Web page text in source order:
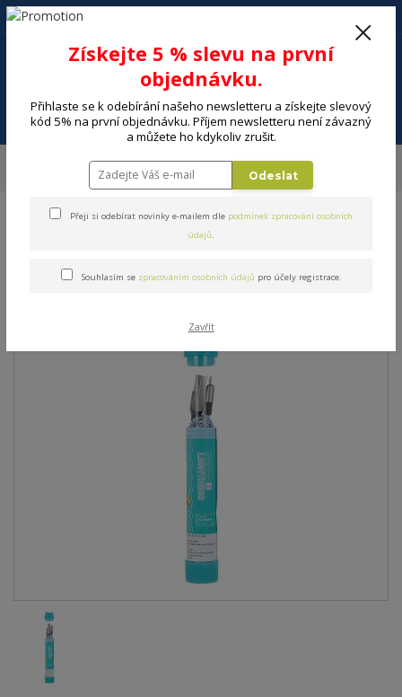
Menu
+420 602 494 600
Kabel DEVIA KABEL VOGUE USB A - LIGHTNING
Kabel DEVIA KABEL VOGUE
USB A - LIGHTNING
Získejte 5 % slevu na první
objednávku.
Přihlaste se k odebírání našeho newsletteru a získejte slevový
kód 5% na první objednávku. Příjem newsletteru není závazný
a můžete ho kdykoliv zrušit.
Odeslat
Přeji si odebírat novinky e-mailem dle podmínek zpracování osobních
údajů.
Souhlasím se zpracováním osobních údajů pro účely registrace.
Zavřít